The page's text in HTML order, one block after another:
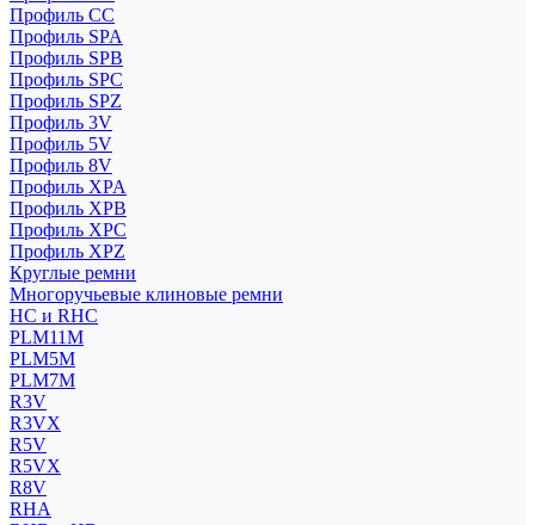
Профиль CC
Профиль SPA
Профиль SPB
Профиль SPC
Профиль SPZ
Профиль 3V
Профиль 5V
Профиль 8V
Профиль XPA
Профиль XPB
Профиль XPC
Профиль XPZ
Круглые ремни
Многоручьевые клиновые ремни
HC и RHC
PLM11M
PLM5M
PLM7M
R3V
R3VX
R5V
R5VX
R8V
RHA